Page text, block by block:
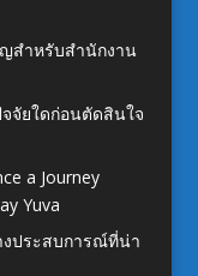
สำหรับสำนักงาน
จัยใดก่อนตัดสินใจ
a Journey
Yuva
งประสบการณ์ที่น่า